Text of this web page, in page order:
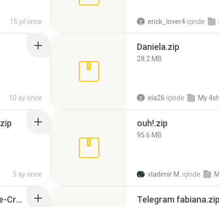
15 yıl önce erick_lover4 içinde
10 ay önce
Daniela.zip
28.2 MB
ela26 içinde My
5 ay önce
ouh!.zip
95.6 MB
vladimir M. içinde
Sony Vegas Pro 12.0.770 (64-bit) Pre-Cracked.zip Telegram fabiana.zip